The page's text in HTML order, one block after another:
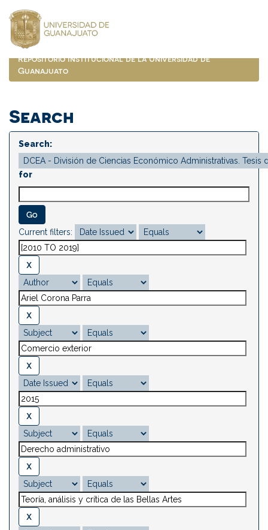
navigation
Repositorio Institucional de la Universidad de
Guanajuato
Search
Search:
for
Current filters: